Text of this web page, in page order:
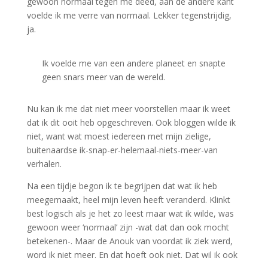
voelde ik me verre van normaal. Lekker tegenstrijdig,
ja.
Ik voelde me van een andere planeet en snapte
geen snars meer van de wereld.
Nu kan ik me dat niet meer voorstellen maar ik weet
dat ik dit ooit heb opgeschreven. Ook bloggen wilde ik
niet, want wat moest iedereen met mijn zielige,
buitenaardse ik-snap-er-helemaal-niets-meer-van
verhalen.
Na een tijdje begon ik te begrijpen dat wat ik heb
meegemaakt, heel mijn leven heeft veranderd. Klinkt
best logisch als je het zo leest maar wat ik wilde, was
gewoon weer ‘normaal’ zijn -wat dat dan ook mocht
betekenen-. Maar de Anouk van voordat ik ziek werd,
word ik niet meer. En dat hoeft ook niet. Dat wil ik ook